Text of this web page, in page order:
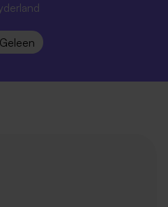
Geleen